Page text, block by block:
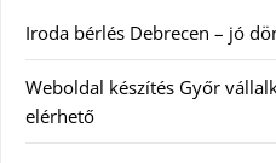
Iroda bérlés Debrecen – jó
Weboldal készítés Győr
elérhető